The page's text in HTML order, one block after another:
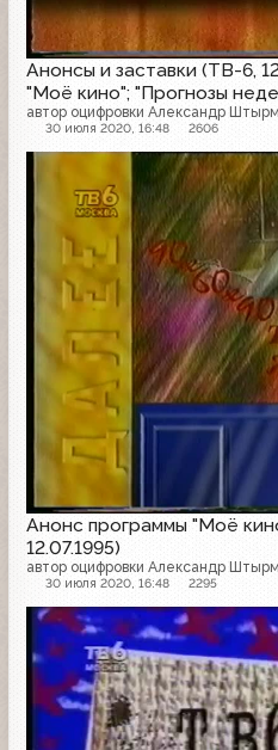
Анонсы и заставки (ТВ-6,
"Моё кино"; "Прогнозы
автор оцифровки Александр
30 июля 2020, 16:48 2606
Анонс программы "Моё
12.07.1995)
автор оцифровки Александр
30 июля 2020, 16:48 2295
Анонс